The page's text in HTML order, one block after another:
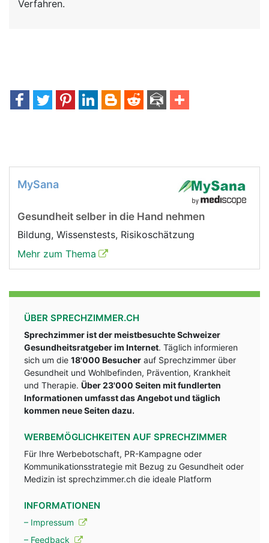
Verfahren.
MySana
Gesundheit selber in die Hand nehmen
Bildung, Wissenstests, Risikoschätzung
Mehr zum Thema
ÜBER SPRECHZIMMER.CH
Sprechzimmer ist der meistbesuchte Schweizer
Gesundheitsratgeber im Internet. Täglich informieren
sich um die 18'000 Besucher auf Sprechzimmer über
Gesundheit und Wohlbefinden, Prävention, Krankheit
und Therapie. Über 23'000 Seiten mit fundlerten
Informationen umfasst das Angebot und täglich
kommen neue Seiten dazu.
WERBEMÖGLICHKEITEN AUF SPRECHZIMMER
Für Ihre Werbebotschaft, PR-Kampagne oder
Kommunikationsstrategie mit Bezug zu Gesundheit oder
Medizin ist sprechzimmer.ch die ideale Platform
INFORMATIONEN
– Impressum
– Feedback